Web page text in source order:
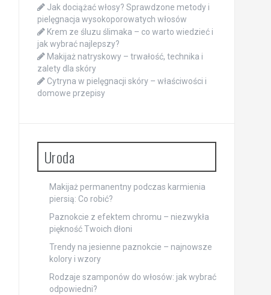
Jak dociążać włosy? Sprawdzone metody i
pielęgnacja wysokoporowatych włosów
Krem ze śluzu ślimaka – co warto wiedzieć i
jak wybrać najlepszy?
Makijaż natryskowy – trwałość, technika i
zalety dla skóry
Cytryna w pielęgnacji skóry – właściwości i
domowe przepisy
Uroda
Makijaż permanentny podczas karmienia
piersią: Co robić?
Paznokcie z efektem chromu – niezwykła
piękność Twoich dłoni
Trendy na jesienne paznokcie – najnowsze
kolory i wzory
Rodzaje szamponów do włosów: jak wybrać
odpowiedni?